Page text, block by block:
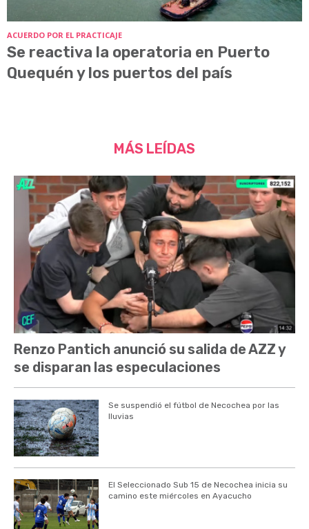
ACUERDO POR EL PRACTICAJE
Se reactiva la operatoria en Puerto
Quequén y los puertos del país
MÁS LEÍDAS
Renzo Pantich anunció su salida de AZZ y
se disparan las especulaciones
Se suspendió el fútbol de Necochea por las
lluvias
El Seleccionado Sub 15 de Necochea inicia su
camino este miércoles en Ayacucho